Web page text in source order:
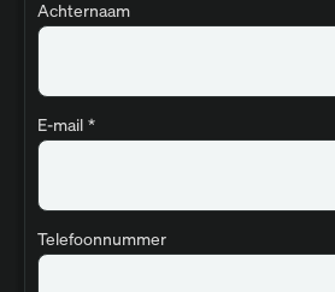
Achternaam
E-mail *
Telefoonnummer